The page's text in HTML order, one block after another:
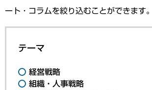
ート・コラムを絞り込むことができます。
テーマ
経営戦略
組織・人事戦略